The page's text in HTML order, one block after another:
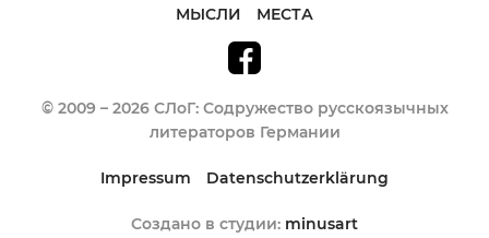
МЫСЛИ
МЕСТА
© 2009 – 2026 СЛоГ: Содружество русскоязычных
литераторов Германии
Impressum Datenschutzerklärung
Создано в студии: minusart